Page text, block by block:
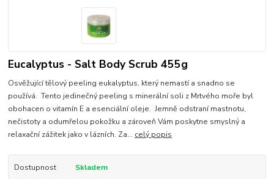
Eucalyptus - Salt Body Scrub 455g
Osvěžující tělový peeling eukalyptus, který nemastí a snadno se
používá. Tento jedinečný peeling s minerální soli z Mrtvého moře byl
obohacen o vitamín E a esenciální oleje. Jemně odstraní mastnotu,
nečistoty a odumřelou pokožku a zároveň Vám poskytne smyslný a
relaxační zážitek jako v lázních. Za... celý popis
Dostupnost
Skladem